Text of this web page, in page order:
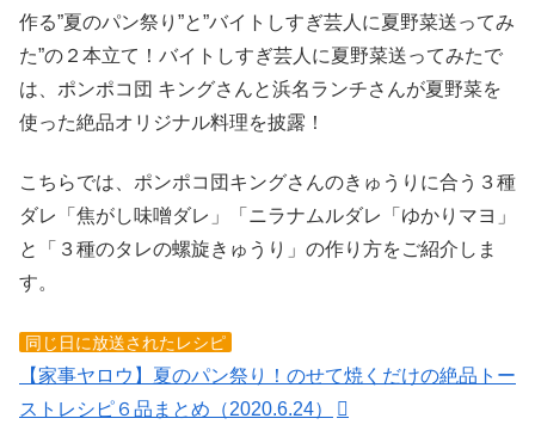
作る”夏のパン祭り”と”バイトしすぎ芸人に夏野菜送ってみ
た”の２本立て！バイトしすぎ芸人に夏野菜送ってみたで
は、ポンポコ団 キングさんと浜名ランチさんが夏野菜を
使った絶品オリジナル料理を披露！
こちらでは、ポンポコ団キングさんのきゅうりに合う３種
ダレ「焦がし味噌ダレ」「ニラナムルダレ「ゆかりマヨ」
と「３種のタレの螺旋きゅうり」の作り方をご紹介しま
す。
同じ日に放送されたレシピ
【家事ヤロウ】夏のパン祭り！のせて焼くだけの絶品トー
ストレシピ６品まとめ（2020.6.24）